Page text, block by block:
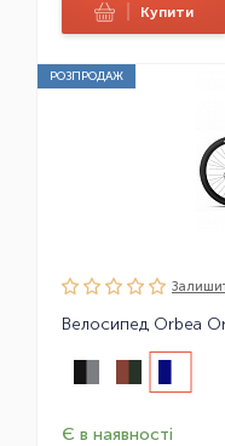
Купити
РОЗПРОДАЖ
Велосипед Orbea
Є в наявності